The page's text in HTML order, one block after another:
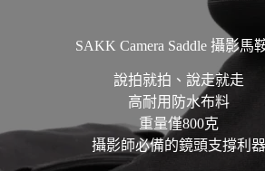
SAKK Camera Saddle 攝影馬
說拍就拍、說走就走
高耐用防水布料
重量僅800克
攝影師必備的鏡頭支撐利器